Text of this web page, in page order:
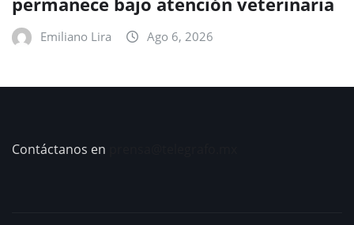
Emiliano Lira Ago 6, 2026
Contáctanos en